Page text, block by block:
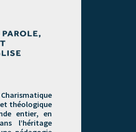
théologique
entier, en
l’héritage